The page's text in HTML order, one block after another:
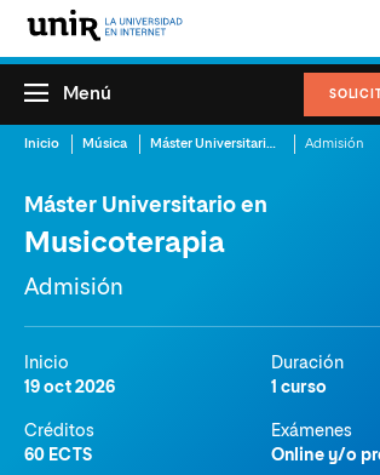
Menú
Inicio Música Máster Universitario en Musicoterapia Admisión
Máster Universitario en
Musicoterapia
Admisión
Inicio
19 oct 2026
Duración
1 curso
Créditos
60 ECTS
Exámenes
Online y/o